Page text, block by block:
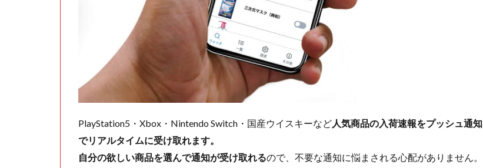
PlayStation5・Xbox・Nintendo Switch・国産ウイスキーなど人気商品の入荷速報をプッシュ通知
でリアルタイムに受け取れます。
自分の欲しい商品を選んで通知が受け取れるので、不要な通知に悩まされる心配がありません。